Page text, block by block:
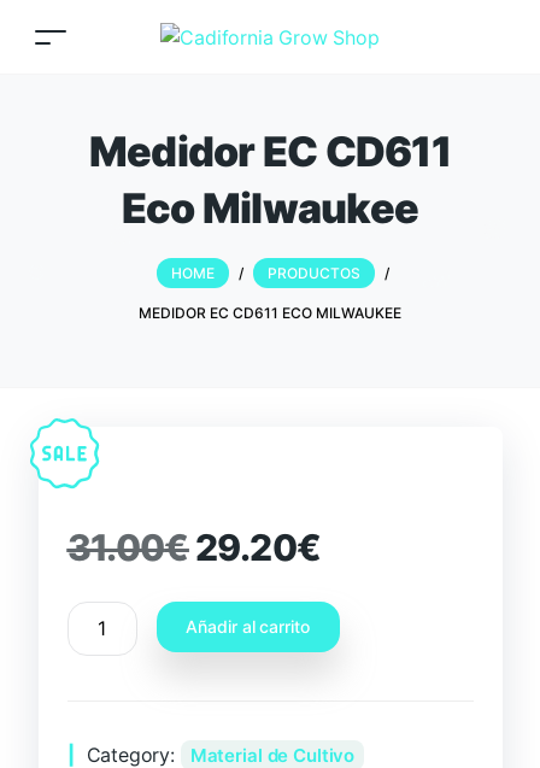
Medidor EC CD611
Eco Milwaukee
HOME / PRODUCTOS /
MEDIDOR EC CD611 ECO MILWAUKEE
31.00€29.20€
Añadir al carrito
Category: Material de Cultivo